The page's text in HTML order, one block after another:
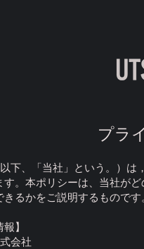
プラ
下、「当社」という。）
す。本ポリシーは、当社が
るかをご説明するものです
】
会社